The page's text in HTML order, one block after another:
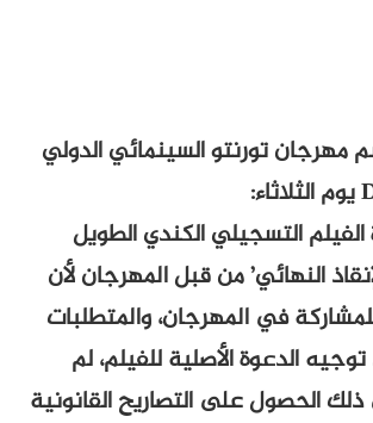
تورنتو السينمائي الدولي
التسجيلي الكندي الطويل
النهائي’ من قبل المهرجان لأن
في المهرجان، والمتطلبات
الدعوة الأصلية للفيلم، لم
الحصول على التصاريح القانونية